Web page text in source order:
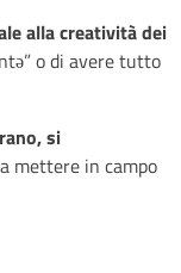
alla creatività dei
o di avere tutto
si
mettere in campo